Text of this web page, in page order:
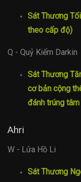
Sát Thương
theo cấp độ)
Q - Quỷ Kiếm Darkin
Sát Thương
cơ bản cộng
đánh trúng
Ahri
W - Lửa Hồ Li
Sát Thương